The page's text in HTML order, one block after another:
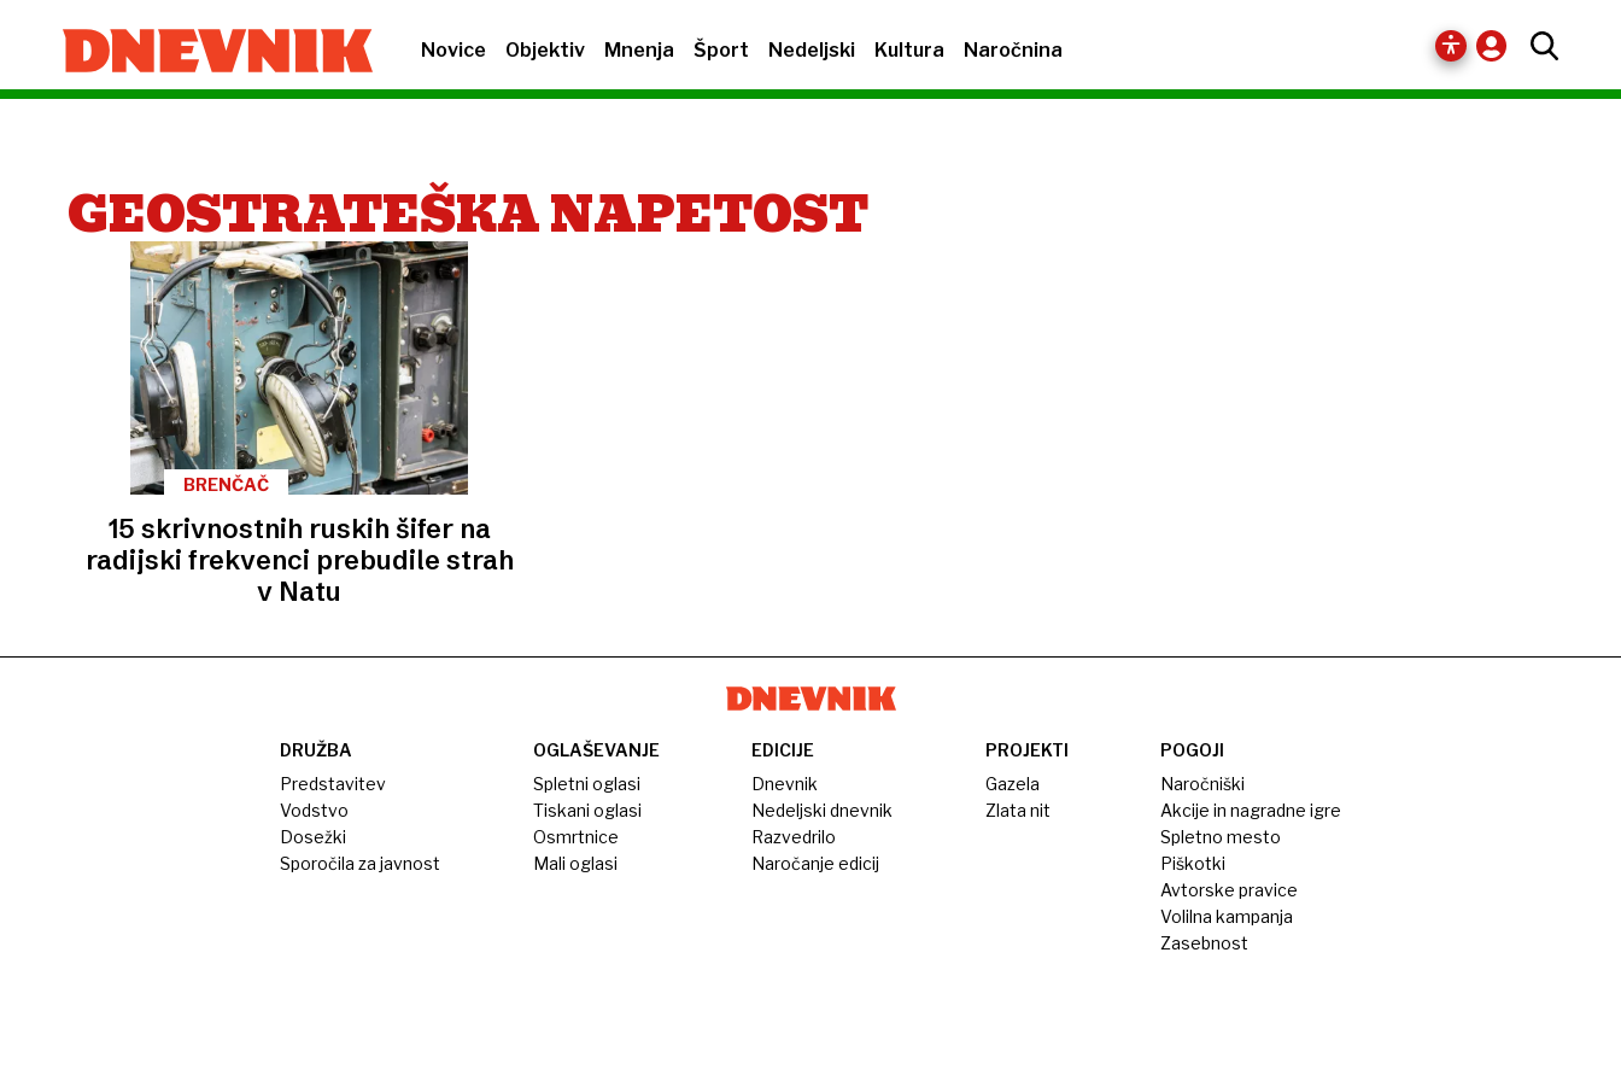
Novice Objektiv Mnenja Šport Nedeljski Kultura Naročnina
GEOSTRATEŠKA NAPETOST
BRENČAČ
15 skrivnostnih ruskih šifer na
radijski frekvenci prebudile strah
v Natu
DRUŽBA
Predstavitev
Vodstvo
Dosežki
Sporočila za javnost
OGLAŠEVANJE
Spletni oglasi
Tiskani oglasi
Osmrtnice
Mali oglasi
EDICIJE
Dnevnik
Nedeljski dnevnik
Razvedrilo
Naročanje edicij
PROJEKTI
Gazela
Zlata nit
POGOJI
Naročniški
Akcije in nagradne igre
Spletno mesto
Piškotki
Avtorske pravice
Volilna kampanja
Zasebnost